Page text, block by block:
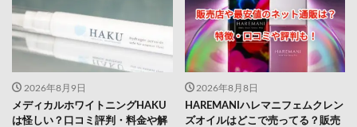
2026年8月9日
メディカルホワイトニングHAKU
は怪しい？口コミ評判・料金や解
2026年8月8日
HAREMANIハレマニフェムクレン
ズオイルはどこで売ってる？販売